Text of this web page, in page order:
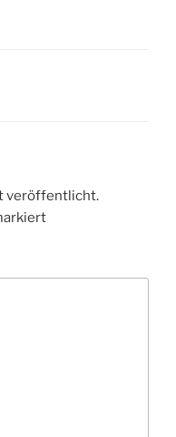
veröffentlicht.